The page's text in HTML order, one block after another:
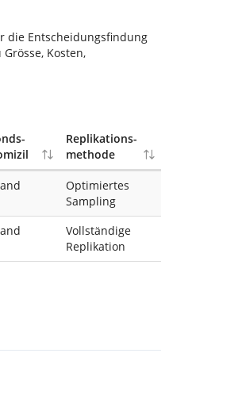
die Entscheidungsfindung
Kosten,
Replikations-
methode
Optimiertes
Sampling
Vollständige
Replikation